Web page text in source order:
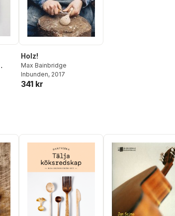
Holz!
Max Bainbridge
Inbunden, 2017
341 kr